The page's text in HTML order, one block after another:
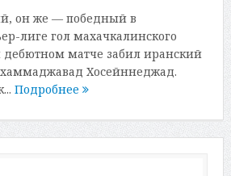
он же — победный в
лиге гол махачкалинского
дебютном матче забил иранский
Хосейннеджад.
Подробнее